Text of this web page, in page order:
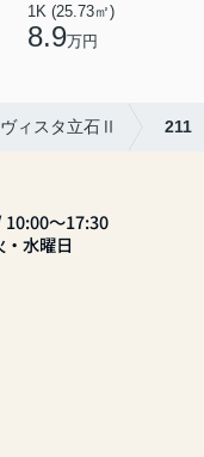
1K (25.73㎡)
8.9万円
ィスタ立石Ⅱ 211
10:00～17:30
水曜日